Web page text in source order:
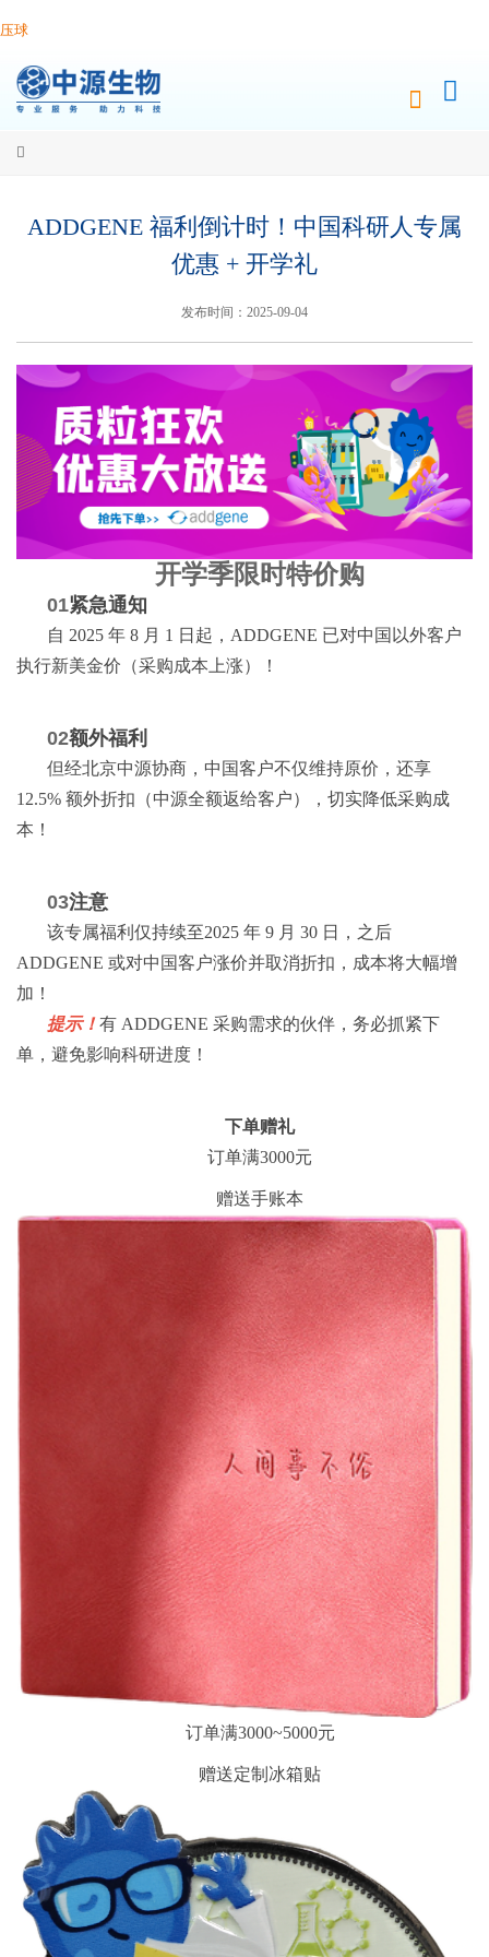
压球
ADDGENE 福利倒计时！中国科研人专属
优惠 + 开学礼
发布时间：2025-09-04
开学季限时特价购
01紧急通知
自 2025 年 8 月 1 日起，ADDGENE 已对中国以外客户
执行新美金价（采购成本上涨）！
02额外福利
但经北京中源协商，中国客户不仅维持原价，还享
12.5% 额外折扣（中源全额返给客户），切实降低采购成
本！
03注意
该专属福利仅持续至2025 年 9 月 30 日，之后
ADDGENE 或对中国客户涨价并取消折扣，成本将大幅增
加！
提示！有 ADDGENE 采购需求的伙伴，务必抓紧下
单，避免影响科研进度！
下单赠礼
订单满3000元
赠送手账本
订单满3000~5000元
赠送定制冰箱贴